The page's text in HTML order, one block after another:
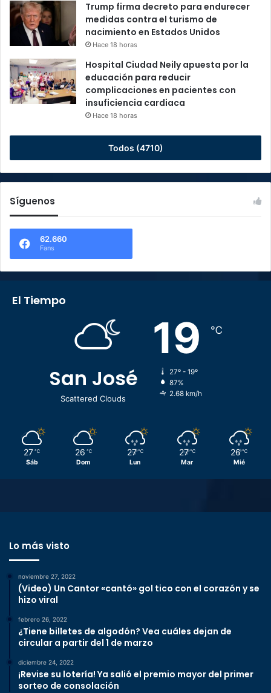
Trump firma decreto para endurecer
medidas contra el turismo de
nacimiento en Estados Unidos
Hace 18 horas
Hospital Ciudad Neily apuesta por la
educación para reducir
complicaciones en pacientes con
insuficiencia cardiaca
Hace 18 horas
Todos (4710)
Síguenos
62.660
Fans
El Tiempo
San José
Scattered Clouds
19 ℃
27º - 19º
87%
2.68 km/h
27 ℃
Sáb
26 ℃
Dom
27 ℃
Lun
27 ℃
Mar
26 ℃
Mié
Lo más visto
noviembre 27, 2022
(Video) Un Cantor «cantó» gol tico con el corazón y se
hizo viral
febrero 26, 2022
¿Tiene billetes de algodón? Vea cuáles dejan de
circular a partir del 1 de marzo
diciembre 24, 2022
¡Revise su lotería! Ya salió el premio mayor del primer
sorteo de consolación